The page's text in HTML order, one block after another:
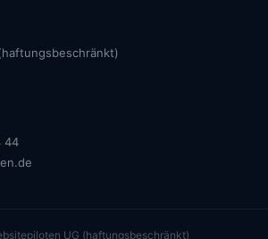
44
UG (haftungsbeschränkt)